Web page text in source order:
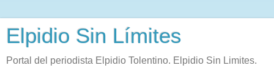
Elpidio Sin Límites
Portal del periodista Elpidio Tolentino. Elpidio Sin Limites.